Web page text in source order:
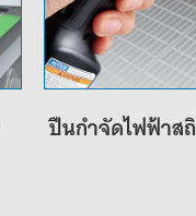
ปืนกำจัดไฟฟ้าส